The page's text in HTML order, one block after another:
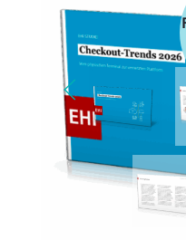
Weiterbildung
Marktmacher
Inventurdifferenzen
KI + Robotics
Klima + Energie
Ladenplanung +
Logistik + Verpackung
EHI LAB
Mitglieder